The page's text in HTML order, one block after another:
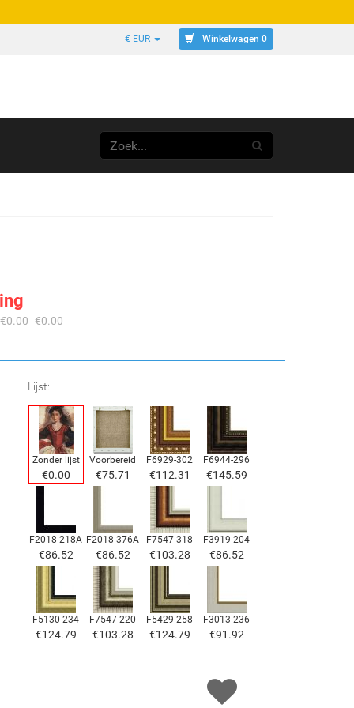
€ EUR Winkelwagen 0
€0.00 €0.00
Lijst:
Zonder lijst
€0.00
Voorbereid
€75.71
F6929-302
€112.31
F6944-296
€145.59
F2018-218A
€86.52
F2018-376A
€86.52
F7547-318
€103.28
F3919-204
€86.52
F5130-234
€124.79
F7547-220
€103.28
F5429-258
€124.79
F3013-236
€91.92
F7034-298